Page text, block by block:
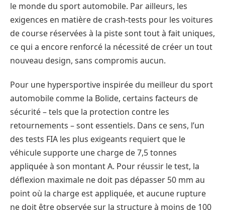
le monde du sport automobile. Par ailleurs, les
exigences en matière de crash-tests pour les voitures
de course réservées à la piste sont tout à fait uniques,
ce qui a encore renforcé la nécessité de créer un tout
nouveau design, sans compromis aucun.
Pour une hypersportive inspirée du meilleur du sport
automobile comme la Bolide, certains facteurs de
sécurité – tels que la protection contre les
retournements – sont essentiels. Dans ce sens, l’un
des tests FIA les plus exigeants requiert que le
véhicule supporte une charge de 7,5 tonnes
appliquée à son montant A. Pour réussir le test, la
déflexion maximale ne doit pas dépasser 50 mm au
point où la charge est appliquée, et aucune rupture
ne doit être observée sur la structure à moins de 100